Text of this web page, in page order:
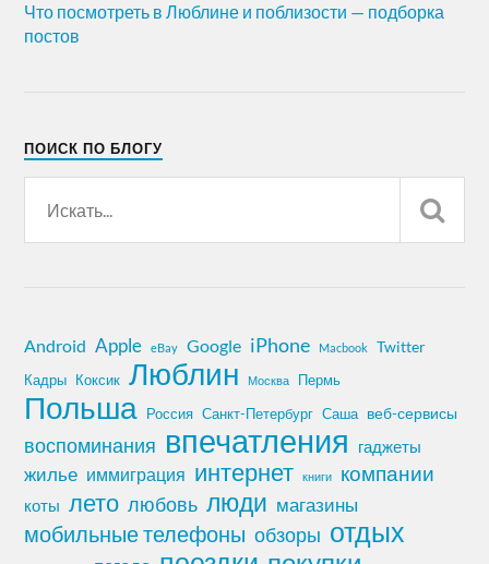
Что посмотреть в Люблине и поблизости — подборка
постов
ПОИСК ПО БЛОГУ
Android Apple eBay Google iPhone Macbook Twitter
Кадры Коксик Люблин Москва Пермь
Польша Россия Санкт-Петербург Саша веб-сервисы
воспоминания впечатления гаджеты
жилье иммиграция интернет книги компании
коты лето любовь люди магазины
мобильные телефоны обзоры отдых